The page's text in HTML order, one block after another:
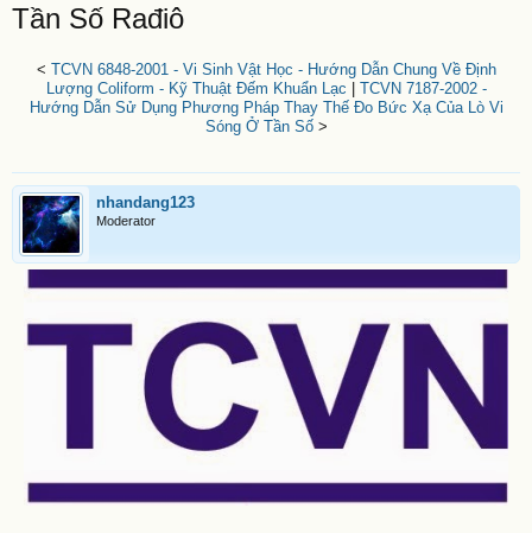
Tần Số Rađiô
< TCVN 6848-2001 - Vi Sinh Vật Học - Hướng Dẫn Chung Về Định
Lượng Coliform - Kỹ Thuật Đếm Khuẩn Lạc
TCVN 7187-2002 -
Hướng Dẫn Sử Dụng Phương Pháp Thay Thế Đo Bức Xạ Của Lò Vi
Sóng Ở Tần Số>
nhandang123
Moderator